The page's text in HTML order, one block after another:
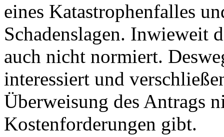
eines Katastrophenfalles
Schadenslagen. Inwieweit
auch nicht normiert.
interessiert und
Überweisung des Antrags
Kostenforderungen gibt.